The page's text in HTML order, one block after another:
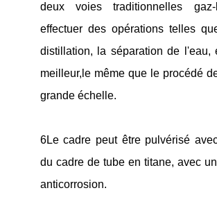
deux voies traditionnelles
effectuer des opérations telles
distillation, la séparation de l'eau,
meilleur,le même que le procédé
grande échelle.
6Le cadre peut être pulvérisé
du cadre de tube en titane, avec
anticorrosion.